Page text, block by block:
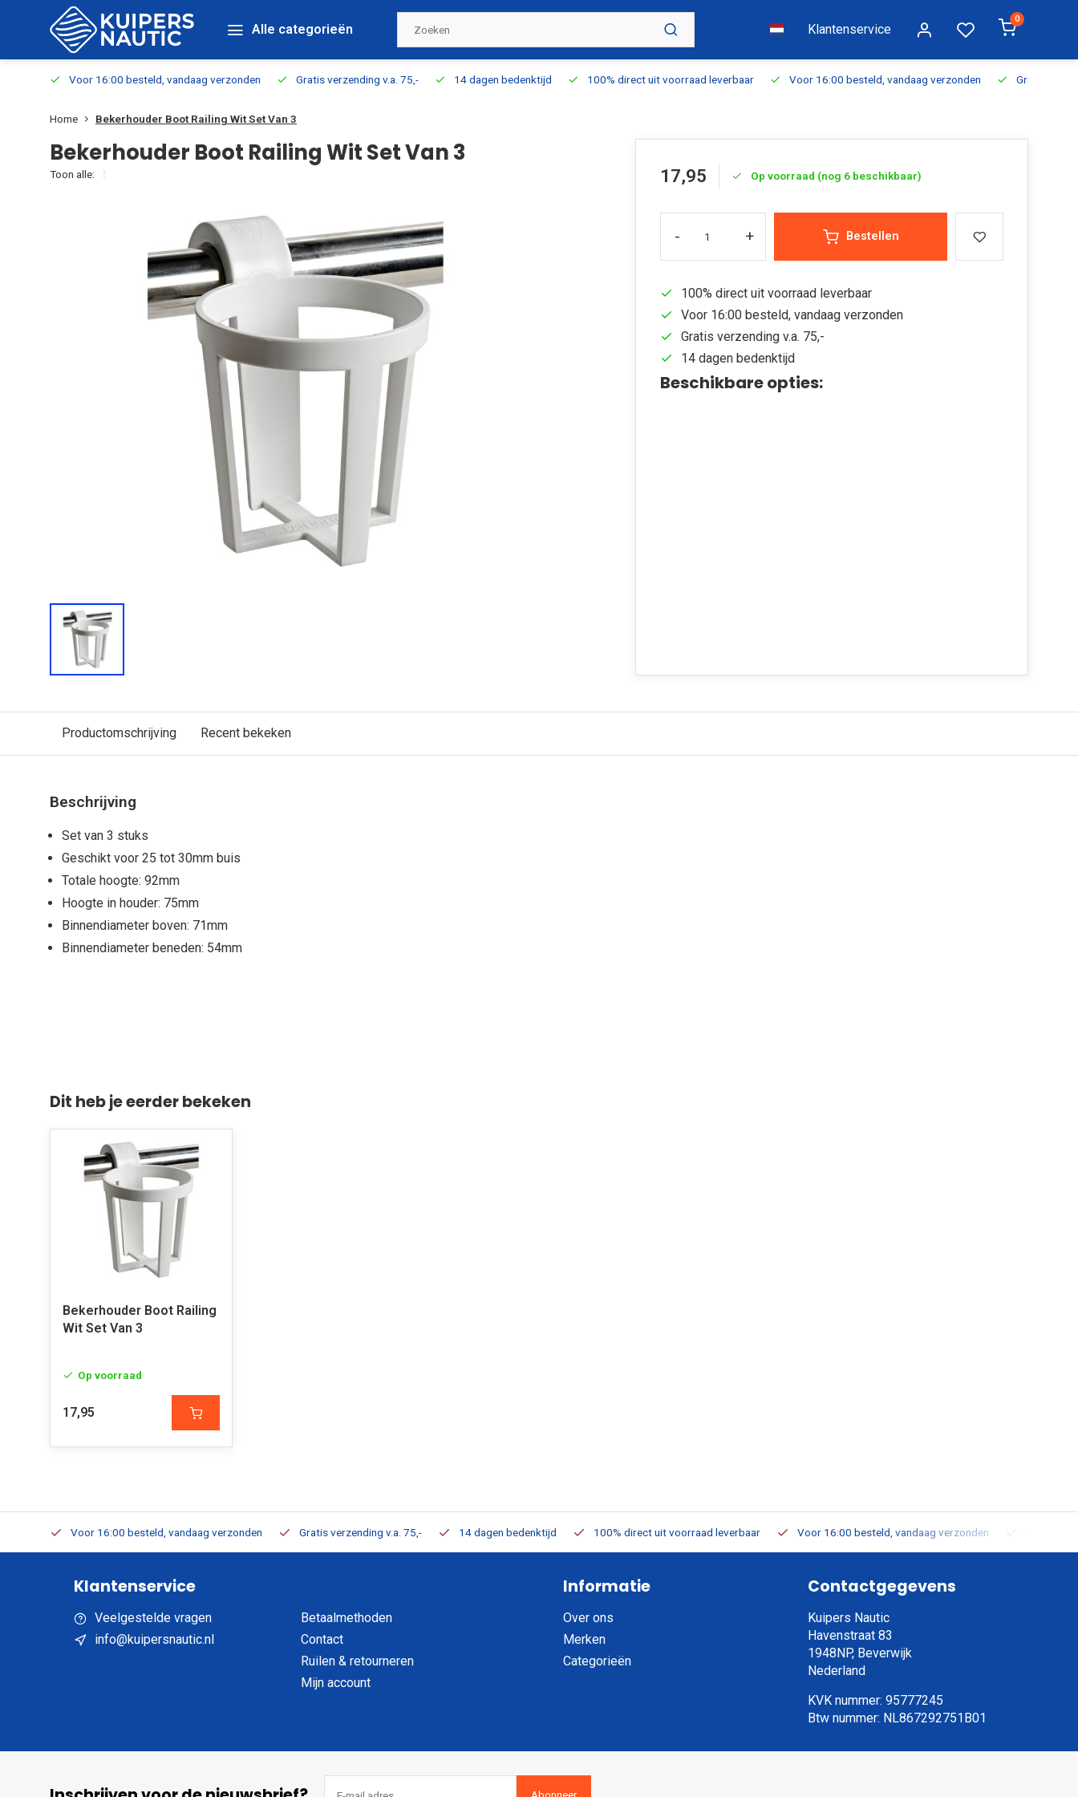
Alle categorieën Klantenservice
0
Voor 16:00 besteld, vandaag verzonden Gratis verzending v.a. 75,- 14 dagen bedenktijd 100% direct uit voorraad leverbaar Voor 16:00 besteld, vandaag verzonden Gratis
Home Bekerhouder Boot Railing Wit Set Van 3
Bekerhouder Boot Railing Wit Set Van 3
Toon alle: 17,95 Op voorraad (nog 6 beschikbaar)
- + Bestellen
100% direct uit voorraad leverbaar
Voor 16:00 besteld, vandaag verzonden
Gratis verzending v.a. 75,-
14 dagen bedenktijd
Beschikbare opties:
Productomschrijving Recent bekeken
Beschrijving
Set van 3 stuks
Geschikt voor 25 tot 30mm buis
Totale hoogte: 92mm
Hoogte in houder: 75mm
Binnendiameter boven: 71mm
Binnendiameter beneden: 54mm
Dit heb je eerder bekeken
Bekerhouder Boot Railing
Wit Set Van 3
Op voorraad
17,95
Voor 16:00 besteld, vandaag verzonden Gratis verzending v.a. 75,- 14 dagen bedenktijd 100% direct uit voorraad leverbaar Voor 16:00 besteld, vandaag verzonden
Klantenservice
Veelgestelde vragen
info@kuipersnautic.nl
Betaalmethoden
Contact
Ruilen & retourneren
Mijn account
Informatie
Over ons
Merken
Categorieën
Contactgegevens
Kuipers Nautic
Havenstraat 83
1948NP, Beverwijk
Nederland
KVK nummer: 95777245
Btw nummer: NL867292751B01